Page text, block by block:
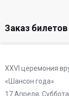
Заказ
XXVI церемония
«Шансон года»
17 Апреля,